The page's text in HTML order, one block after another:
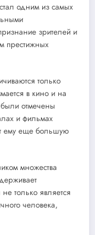
одним из самых
зрителей и
престижных
только
в кино и на
были отмечены
и фильмах
ему еще большую
множества
только является
человека,